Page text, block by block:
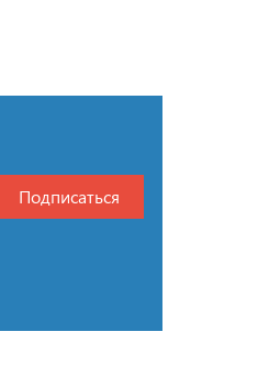
Подписаться